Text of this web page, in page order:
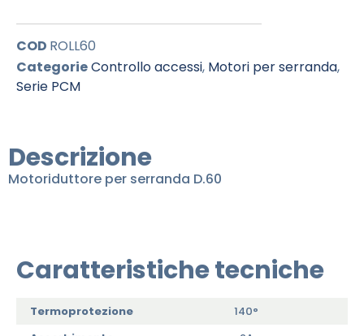
COD ROLL60
CategorieControllo accessi, Motori per serranda,
Serie PCM
Descrizione
Motoriduttore per serranda D.60
Caratteristiche tecniche
Termoprotezione
140°